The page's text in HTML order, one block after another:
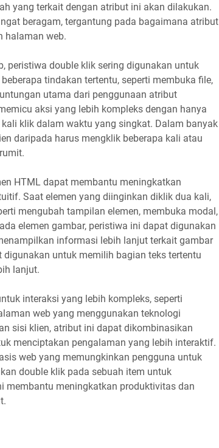
yang terkait dengan atribut ini akan dilakukan.
beragam, tergantung pada bagaimana atribut
halaman web.
peristiwa double klik sering digunakan untuk
tindakan tertentu, seperti membuka file,
utama dari penggunaan atribut
aksi yang lebih kompleks dengan hanya
klik dalam waktu yang singkat. Dalam banyak
daripada harus mengklik beberapa kali atau
HTML dapat membantu meningkatkan
Saat elemen yang diinginkan diklik dua kali,
mengubah tampilan elemen, membuka modal,
elemen gambar, peristiwa ini dapat digunakan
informasi lebih lanjut terkait gambar
untuk memilih bagian teks tertentu
lanjut.
interaksi yang lebih kompleks, seperti
web yang menggunakan teknologi
sisi klien, atribut ini dapat dikombinasikan
menciptakan pengalaman yang lebih interaktif.
web yang memungkinkan pengguna untuk
double klik pada sebuah item untuk
membantu meningkatkan produktivitas dan